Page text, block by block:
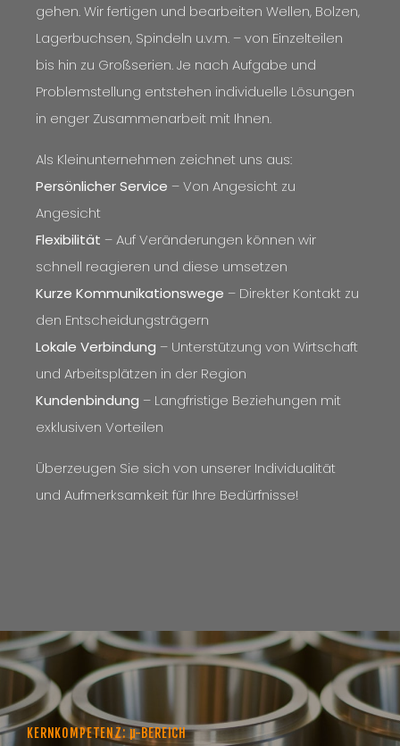
gehen. Wir fertigen und bearbeiten Wellen, Bolzen,
Lagerbuchsen, Spindeln u.v.m. – von Einzelteilen
bis hin zu Großserien. Je nach Aufgabe und
Problemstellung entstehen individuelle Lösungen
in enger Zusammenarbeit mit Ihnen.
Als Kleinunternehmen zeichnet uns aus:
Persönlicher Service – Von Angesicht zu
Angesicht
Flexibilität – Auf Veränderungen können wir
schnell reagieren und diese umsetzen
Kurze Kommunikationswege – Direkter Kontakt zu
den Entscheidungsträgern
Lokale Verbindung – Unterstützung von Wirtschaft
und Arbeitsplätzen in der Region
Kundenbindung – Langfristige Beziehungen mit
exklusiven Vorteilen
Überzeugen Sie sich von unserer Individualität
und Aufmerksamkeit für Ihre Bedürfnisse!
KERNKOMPETENZ: µ-BEREICH